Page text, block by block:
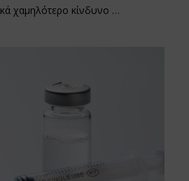
χαμηλότερο κίνδυνο …